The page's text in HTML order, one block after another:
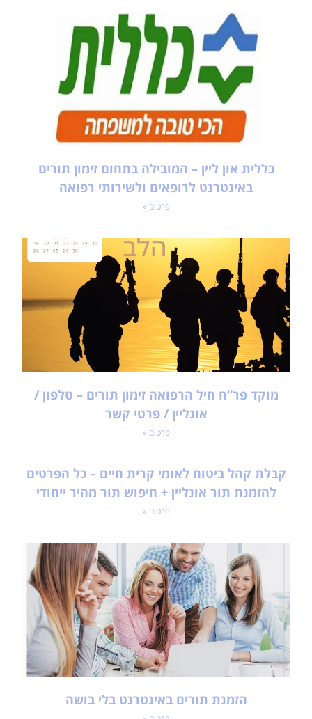
כללית און ליין – המובילה בתחום זימון תורים
באינטרנט לרופאים ולשירותי רפואה
פרטים »
מוקד פר”ח חיל הרפואה זימון תורים – טלפון /
אונליין / פרטי קשר
פרטים »
קבלת קהל ביטוח לאומי קרית חיים – כל הפרטים
להזמנת תור אונליין + חיפוש תור מהיר ייחודי
פרטים »
הזמנת תורים באינטרנט בלי בושה